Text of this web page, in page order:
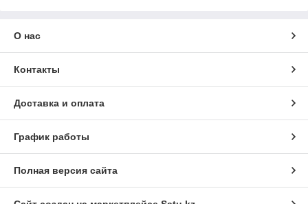
О нас
Контакты
Доставка и оплата
График работы
Полная версия сайта